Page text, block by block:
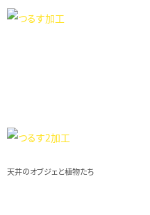
天井のオブジェと植物たち